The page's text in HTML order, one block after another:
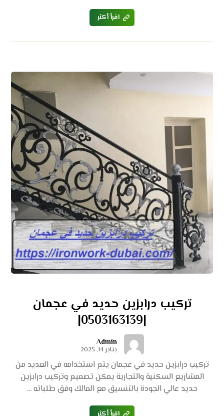
اقرأ أكثر
تركيب درابزين حديد في عجمان
|0503163139|
Admin
يناير 14, 2025
تركيب درابزين حديد في عجمان يتم استخدامه في العديد من
المشاريع السكنية والتجارية يمكن تصميم وتركيب درابزين
حديد عالي الجودة بالتنسيق مع المالك وفق طلباته ...
اقرأ أكثر